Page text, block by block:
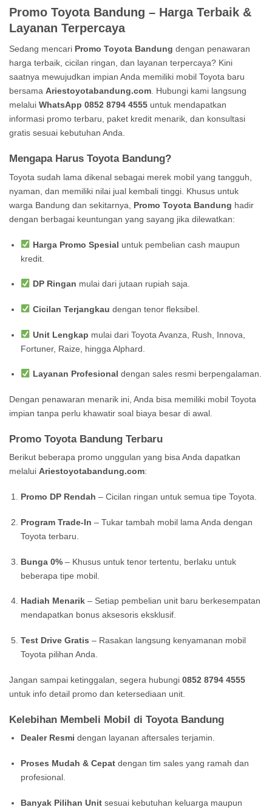
Promo Toyota Bandung – Harga Terbaik &
Layanan Terpercaya
Sedang mencari Promo Toyota Bandung dengan penawaran
harga terbaik, cicilan ringan, dan layanan terpercaya? Kini
saatnya mewujudkan impian Anda memiliki mobil Toyota baru
bersama Ariestoyotabandung.com. Hubungi kami langsung
melalui WhatsApp 0852 8794 4555 untuk mendapatkan
informasi promo terbaru, paket kredit menarik, dan konsultasi
gratis sesuai kebutuhan Anda.
Mengapa Harus Toyota Bandung?
Toyota sudah lama dikenal sebagai merek mobil yang tangguh,
nyaman, dan memiliki nilai jual kembali tinggi. Khusus untuk
warga Bandung dan sekitarnya, Promo Toyota Bandung hadir
dengan berbagai keuntungan yang sayang jika dilewatkan:
Harga Promo Spesial untuk pembelian cash maupun
kredit.
DP Ringan mulai dari jutaan rupiah saja.
Cicilan Terjangkau dengan tenor fleksibel.
Unit Lengkap mulai dari Toyota Avanza, Rush, Innova,
Fortuner, Raize, hingga Alphard.
Layanan Profesional dengan sales resmi berpengalaman.
Dengan penawaran menarik ini, Anda bisa memiliki mobil Toyota
impian tanpa perlu khawatir soal biaya besar di awal.
Promo Toyota Bandung Terbaru
Berikut beberapa promo unggulan yang bisa Anda dapatkan
melalui Ariestoyotabandung.com:
Promo DP Rendah – Cicilan ringan untuk semua tipe Toyota.
Program Trade-In – Tukar tambah mobil lama Anda dengan
Toyota terbaru.
Bunga 0%– Khusus untuk tenor tertentu, berlaku untuk
beberapa tipe mobil.
Hadiah Menarik– Setiap pembelian unit baru berkesempatan
mendapatkan bonus aksesoris eksklusif.
Test Drive Gratis – Rasakan langsung kenyamanan mobil
Toyota pilihan Anda.
Jangan sampai ketinggalan, segera hubungi 0852 8794 4555
untuk info detail promo dan ketersediaan unit.
Kelebihan Membeli Mobil di Toyota Bandung
Dealer Resmi dengan layanan aftersales terjamin.
Proses Mudah & Cepatdengan tim sales yang ramah dan
profesional.
Banyak Pilihan Unitsesuai kebutuhan keluarga maupun